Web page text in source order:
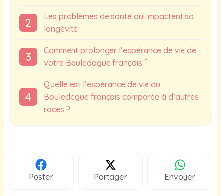
Les problèmes de santé qui impactent sa
longévité
Comment prolonger l’espérance de vie de
votre Bouledogue français ?
Quelle est l’espérance de vie du
Bouledogue français comparée à d’autres
races ?
Poster Partager Envoyer